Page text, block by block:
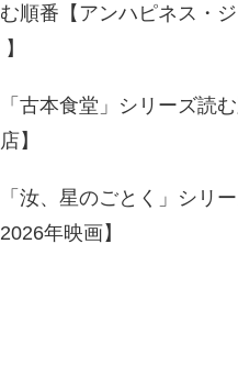
順番【アンハピネス・
古本食堂」シリーズ読
】
汝、星のごとく」シリ
年映画】